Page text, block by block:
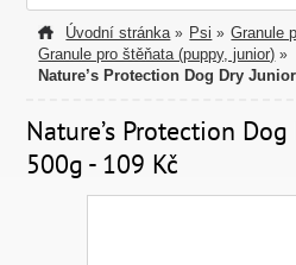
Úvodní stránka » Psi » Granule
Granule pro štěňata (puppy, junior) »
Nature’s Protection Dog Dry
Nature’s Protection
500g - 109 Kč